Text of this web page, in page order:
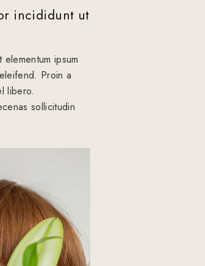
incididunt ut
ipsum
Proin a
libero.
sollicitudin